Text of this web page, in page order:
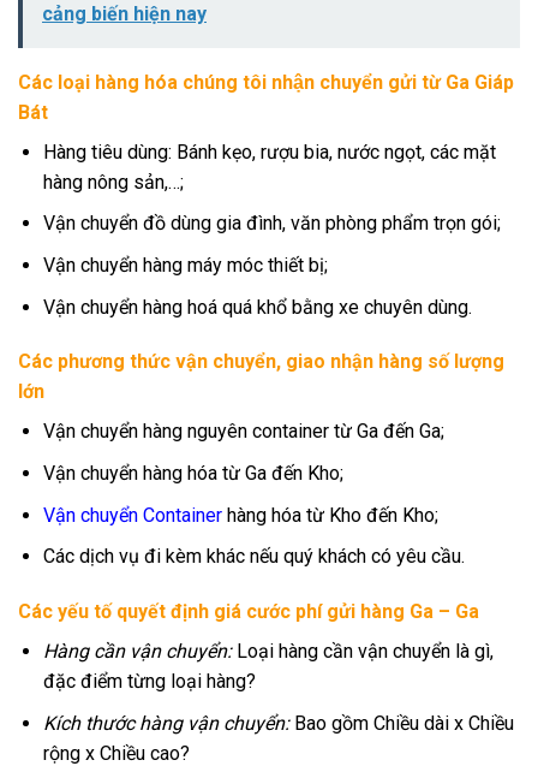
cảng biến hiện nay
Các loại hàng hóa chúng tôi nhận chuyển gửi từ Ga Giáp
Bát
Hàng tiêu dùng: Bánh kẹo, rượu bia, nước ngọt, các mặt
hàng nông sản,…;
Vận chuyển đồ dùng gia đình, văn phòng phẩm trọn gói;
Vận chuyển hàng máy móc thiết bị;
Vận chuyển hàng hoá quá khổ bằng xe chuyên dùng.
Các phương thức vận chuyển, giao nhận hàng số lượng
lớn
Vận chuyển hàng nguyên container từ Ga đến Ga;
Vận chuyển hàng hóa từ Ga đến Kho;
Vận chuyển Containerhàng hóa từ Kho đến Kho;
Các dịch vụ đi kèm khác nếu quý khách có yêu cầu.
Các yếu tố quyết định giá cước phí gửi hàng Ga – Ga
Hàng cần vận chuyển:Loại hàng cần vận chuyển là gì,
đặc điểm từng loại hàng?
Kích thước hàng vận chuyển:Bao gồm Chiều dài x Chiều
rộng x Chiều cao?